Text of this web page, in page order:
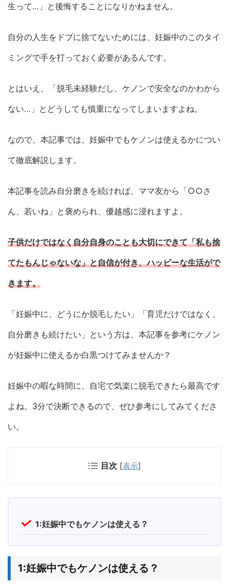
生って…」と後悔することになりかねません。
自分の人生をドブに捨てないためには、妊娠中のこのタイ
ミングで手を打っておく必要があるんです。
とはいえ、「脱毛未経験だし、ケノンで安全なのかわから
ない…」とどうしても慎重になってしまいますよね。
なので、本記事では、妊娠中でもケノンは使えるかについ
て徹底解説します。
本記事を読み自分磨きを続ければ、ママ友から「○○さ
ん、若いね」と褒められ、優越感に浸れますよ。
子供だけではなく自分自身のことも大切にできて「私も捨
てたもんじゃないな」と自信が付き、ハッピーな生活がで
きます。
「妊娠中に、どうにか脱毛したい」「育児だけではなく、
自分磨きも続けたい」という方は、本記事を参考にケノン
が妊娠中に使えるか白黒つけてみませんか？
妊娠中の暇な時間に、自宅で気楽に脱毛できたら最高です
よね。3分で決断できるので、ぜひ参考にしてみてくださ
い。
目次 [表示]
1:妊娠中でもケノンは使える？
1:妊娠中でもケノンは使える？